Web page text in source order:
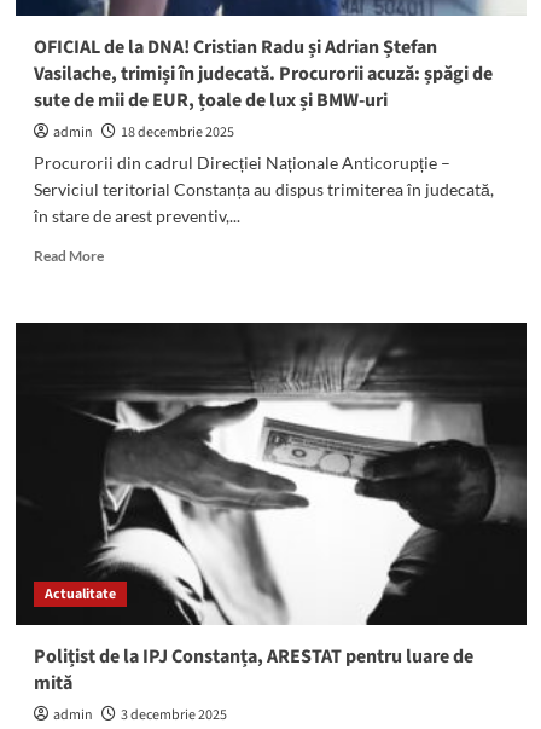
definitivă
OFICIAL de la DNA! Cristian Radu și Adrian Ștefan
Vasilache, trimiși în judecată. Procurorii acuză: șpăgi de
sute de mii de EUR, țoale de lux și BMW-uri
admin
18 decembrie 2025
Procurorii din cadrul Direcției Naționale Anticorupție –
Serviciul teritorial Constanța au dispus trimiterea în judecată,
în stare de arest preventiv,...
Read MoreRead
OFICIAL
DNA!
Cristian
Radu
Adrian
Ștefan
Vasilache,
trimiși
în
judecată.
șpăgi
sute
Actualitate
Polițist de la IPJ Constanța, ARESTAT pentru luare de
mită
admin
3 decembrie 2025